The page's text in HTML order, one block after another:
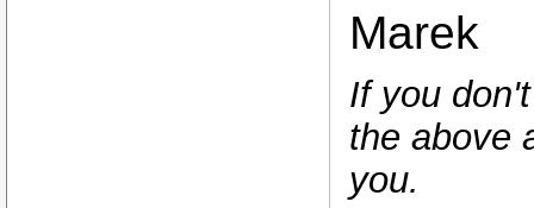
Marek
If you
the above
you.